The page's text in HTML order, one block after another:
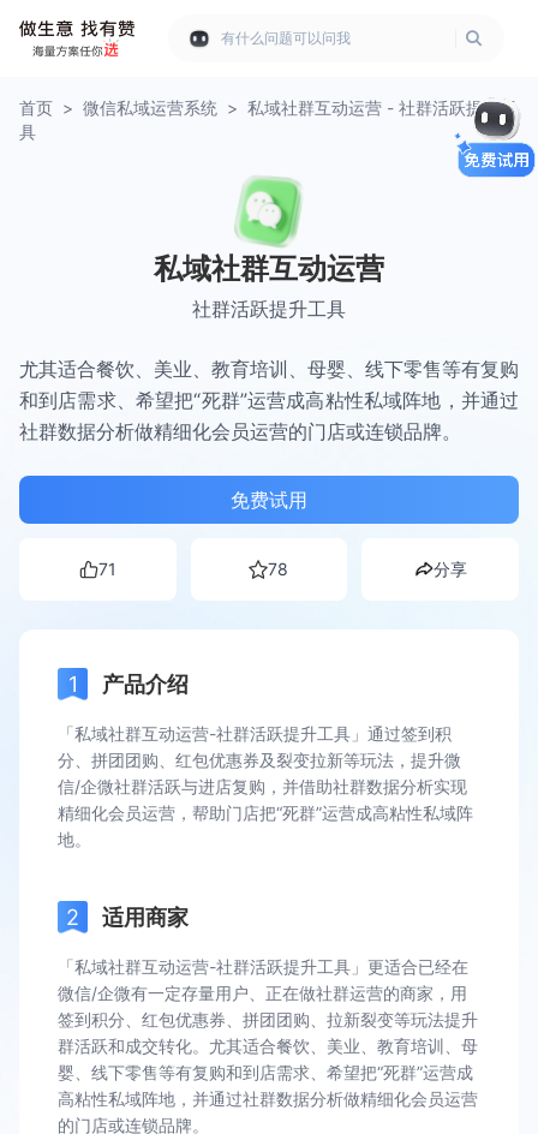
有什么问题可以问我
首页 > 微信私域运营系统 > 私域社群互动运营 - 社群活跃提升工
具
私域社群互动运营
社群活跃提升工具
尤其适合餐饮、美业、教育培训、母婴、线下零售等有复购
和到店需求、希望把“死群”运营成高粘性私域阵地，并通过
社群数据分析做精细化会员运营的门店或连锁品牌。
免费试用
71 78 分享
产品介绍
「私域社群互动运营-社群活跃提升工具」通过签到积
分、拼团团购、红包优惠券及裂变拉新等玩法，提升微
信/企微社群活跃与进店复购，并借助社群数据分析实现
精细化会员运营，帮助门店把“死群”运营成高粘性私域阵
地。
适用商家
「私域社群互动运营-社群活跃提升工具」更适合已经在
微信/企微有一定存量用户、正在做社群运营的商家，用
签到积分、红包优惠券、拼团团购、拉新裂变等玩法提升
群活跃和成交转化。尤其适合餐饮、美业、教育培训、母
婴、线下零售等有复购和到店需求、希望把“死群”运营成
高粘性私域阵地，并通过社群数据分析做精细化会员运营
的门店或连锁品牌。